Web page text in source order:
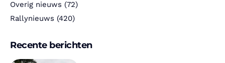
Overig nieuws (72)
Rallynieuws (420)
Recente berichten